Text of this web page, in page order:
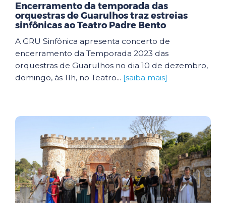
Encerramento da temporada das
orquestras de Guarulhos traz estreias
sinfônicas ao Teatro Padre Bento
A GRU Sinfônica apresenta concerto de
encerramento da Temporada 2023 das
orquestras de Guarulhos no dia 10 de dezembro,
domingo, às 11h, no Teatro... [saiba mais]